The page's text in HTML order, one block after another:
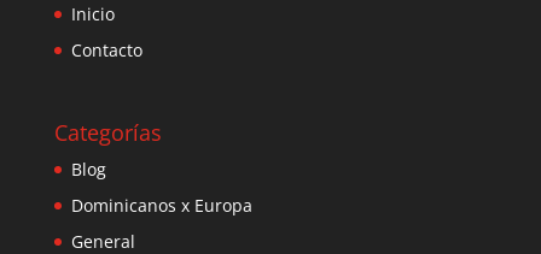
Inicio
Contacto
Categorías
Blog
Dominicanos x Europa
General